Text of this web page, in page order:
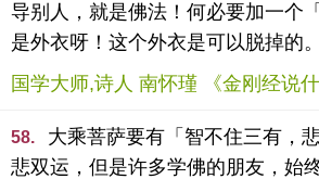
导别人，就是佛法！何必要加一个
是外衣呀！这个外衣是可以脱掉的。
国学大师,诗人 南怀瑾 《金刚经说什
58.
大乘菩萨要有「智不住三有，
悲双运，但是许多学佛的朋友，始